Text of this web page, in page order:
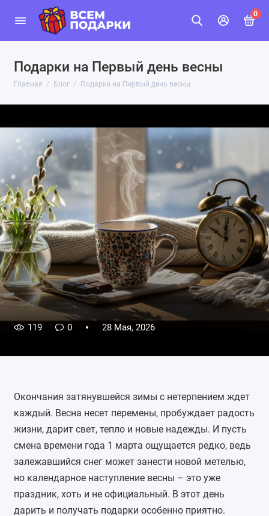
0
Подарки на Первый день весны
Главная Блог Подарки на Первый день весны
119 0 28 Мая, 2026
Окончания затянувшейся зимы с нетерпением ждет
каждый. Весна несет перемены, пробуждает радость
жизни, дарит свет, тепло и новые надежды. И пусть
смена времени года 1 марта ощущается редко, ведь
залежавшийся снег может занести новой метелью,
но календарное наступление весны – это уже
праздник, хоть и не официальный. В этот день
дарить и получать подарки особенно приятно.